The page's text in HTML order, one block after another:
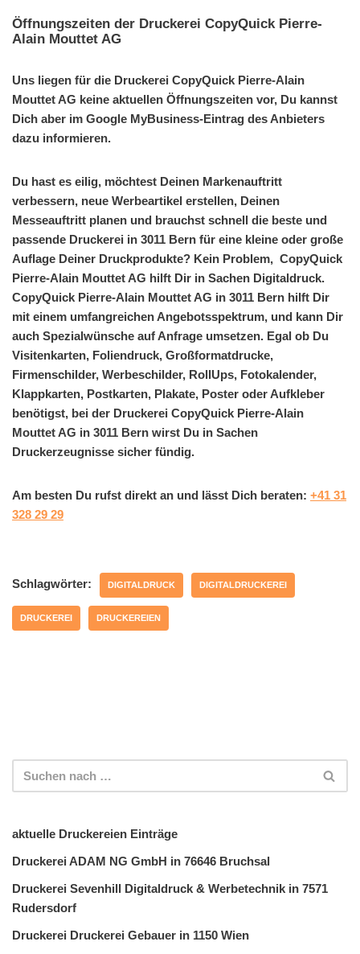
Öffnungszeiten der Druckerei CopyQuick Pierre-
Alain Mouttet AG
Uns liegen für die Druckerei CopyQuick Pierre-Alain
Mouttet AG keine aktuellen Öffnungszeiten vor, Du kannst
Dich aber im Google MyBusiness-Eintrag des Anbieters
dazu informieren.
Du hast es eilig, möchtest Deinen Markenauftritt
verbessern, neue Werbeartikel erstellen, Deinen
Messeauftritt planen und brauchst schnell die beste und
passende Druckerei in 3011 Bern für eine kleine oder große
Auflage Deiner Druckprodukte? Kein Problem, CopyQuick
Pierre-Alain Mouttet AG hilft Dir in Sachen Digitaldruck.
CopyQuick Pierre-Alain Mouttet AG in 3011 Bern hilft Dir
mit einem umfangreichen Angebotsspektrum, und kann Dir
auch Spezialwünsche auf Anfrage umsetzen. Egal ob Du
Visitenkarten, Foliendruck, Großformatdrucke,
Firmenschilder, Werbeschilder, RollUps, Fotokalender,
Klappkarten, Postkarten, Plakate, Poster oder Aufkleber
benötigst, bei der Druckerei CopyQuick Pierre-Alain
Mouttet AG in 3011 Bern wirst Du in Sachen
Druckerzeugnisse sicher fündig.
Am besten Du rufst direkt an und lässt Dich beraten: +41 31
328 29 29
Schlagwörter: DIGITALDRUCK DIGITALDRUCKEREI
DRUCKEREI DRUCKEREIEN
aktuelle Druckereien Einträge
Druckerei ADAM NG GmbH in 76646 Bruchsal
Druckerei Sevenhill Digitaldruck & Werbetechnik in 7571
Rudersdorf
Druckerei Druckerei Gebauer in 1150 Wien